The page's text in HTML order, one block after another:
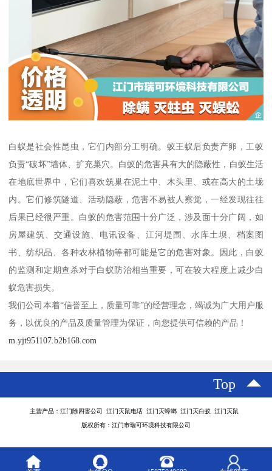
白蚁是社会性昆虫，它们内部分工明确。蚁王蚁后负责产卵，工蚁
负责“破坏”墙体、扩充巢穴。白蚁的危害具有大的隐蔽性，白蚁生活
在地底世界中，它们喜欢筑巢在泥土中、木头里、或在高大的土垅
内。它们修筑隧道、活动隐蔽，危害不易被人察觉，一经发现往往
后果已经很严重。白蚁的危害范围十分广泛，涉及面十分广阔，如
房屋建筑、交通设施、电讯设备、江河堤围、水库土坝、档案图
书、纺织品、各种农林植物等都可能是它的危害对象。因此，白蚁
的监测和定期查杀对于白蚁防治相当重要，可在较大程度上减少白
蚁危害损失。
我们公司本着“信誉至上，质量可靠”的经营理念，竭诚为广大用户服
务，以优良的产品及质量管理为保证，向您提供可信赖的产品！
m.yjt951107.b2b168.com
Top
主营产品：江门除四害公司 江门灭鼠电话 江门灭蟑螂 江门灭白蚁 江门灭鼠
版权所有：江门市瑞可环境科技有限公司